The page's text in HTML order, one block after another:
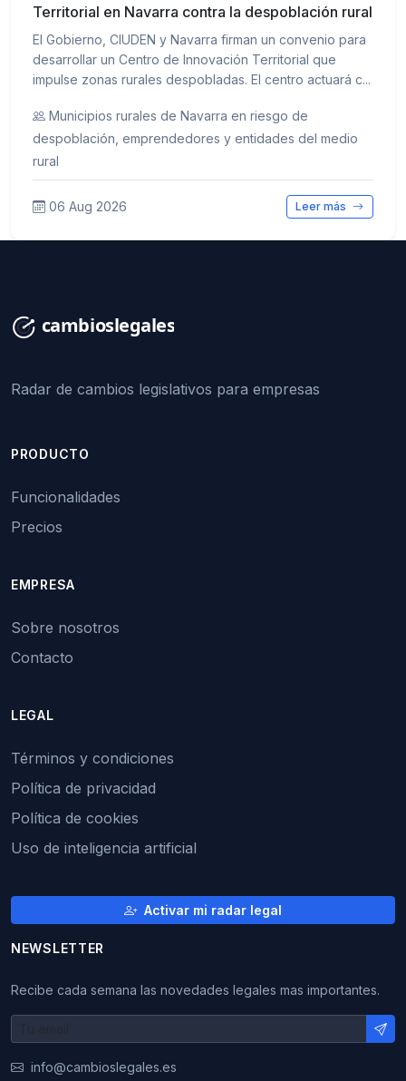
Territorial en Navarra contra la despoblación rural
El Gobierno, CIUDEN y Navarra firman un convenio para
desarrollar un Centro de Innovación Territorial que
impulse zonas rurales despobladas. El centro actuará c...
Municipios rurales de Navarra en riesgo de
despoblación, emprendedores y entidades del medio
rural
06 Aug 2026 Leer más
Radar de cambios legislativos para empresas
PRODUCTO
Funcionalidades
Precios
EMPRESA
Sobre nosotros
Contacto
LEGAL
Términos y condiciones
Política de privacidad
Política de cookies
Uso de inteligencia artificial
Activar mi radar legal
NEWSLETTER
Recibe cada semana las novedades legales mas importantes.
info@cambioslegales.es